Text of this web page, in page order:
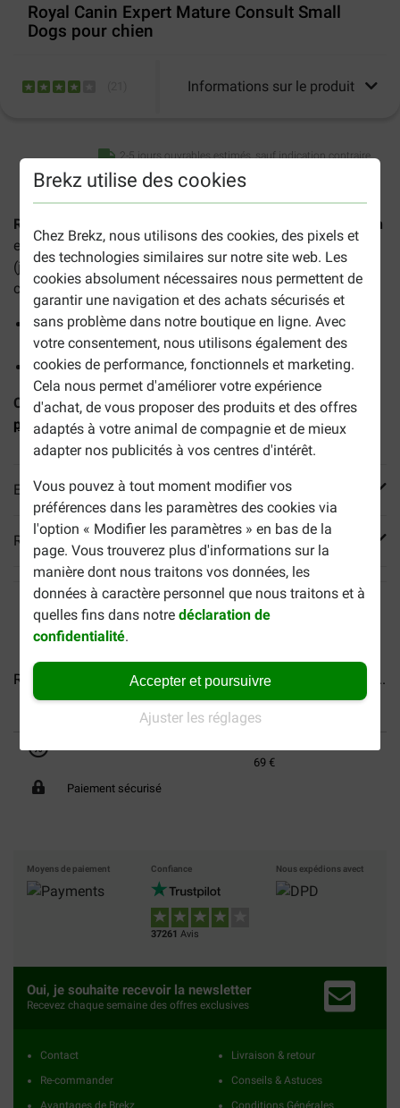
Brekz utilise des cookies
Chez Brekz, nous utilisons des cookies, des pixels et
des technologies similaires sur notre site web. Les
cookies absolument nécessaires nous permettent de
garantir une navigation et des achats sécurisés et
sans problème dans notre boutique en ligne. Avec
votre consentement, nous utilisons également des
cookies de performance, fonctionnels et marketing.
Cela nous permet d'améliorer votre expérience
d'achat, de vous proposer des produits et des offres
adaptés à votre animal de compagnie et de mieux
adapter nos publicités à vos centres d'intérêt.
Vous pouvez à tout moment modifier vos
préférences dans les paramètres des cookies via
l'option « Modifier les paramètres » en bas de la
page. Vous trouverez plus d'informations sur la
manière dont nous traitons vos données, les
données à caractère personnel que nous traitons et à
quelles fins dans notredéclaration de
confidentialité.
Accepter et poursuivre
Ajuster les réglages
Royal Canin Expert Mature Consult Small
Dogs pour chien
Informations sur le produit
2-5 jours ouvrables estimés, sauf indication contraire.
Royal Canin Expert Mature Consult Small Dogs pour chien
est un aliment complet pour les chiens âgés de petite race
(jusqu'à 10 kg) qui répond aux besoins spécifiques des
chiens âgés de plus de 8 ans.
Soutient les fonctions vitales et les organes tels que les
reins, le cœur et le cerveau.
Aide à ralentir la formation de tartre.
Conseil :à combiner avec Expert Mature Consult pâtée
pour chien
En savoir plus
Reviews
Royal Canin Expert Adult... Royal Canin Expert Neutered...
69 €
Paiement sécurisé
Moyens de paiement Confiance
37261 Avis
Nous expédions avect
Oui, je souhaite recevoir la newsletter
Recevez chaque semaine des offres exclusives
Contact
Re-commander
Avantages de Brekz
Livraison & retour
Conseils & Astuces
Conditions Générales